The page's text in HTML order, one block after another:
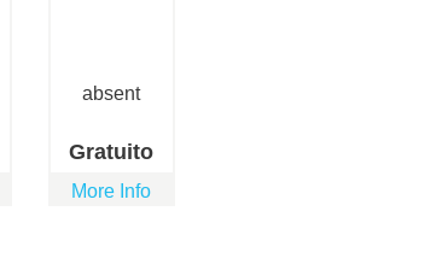
absent
Gratuito
More Info